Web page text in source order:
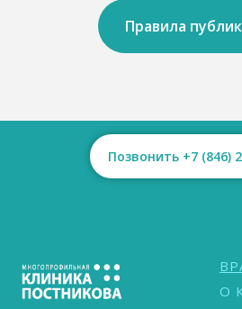
Правила
Позвонить +7 (846)
О